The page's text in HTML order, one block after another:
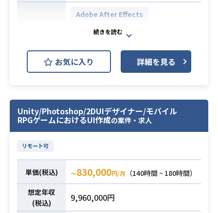
Adobe After Effects
Adobe Illustrator
Adobe Photoshop
Figma
業務内容
事業の拡大に伴うプロモーション体
種のクリエイティブ制作業務です。
各種アニメーションバナーや静止画
による広告物の企画からデザイン制
作に携わっていただくほか、
で使用されるアイキャッチ画像の制
作まで、幅広くデザイン業務を担当
していただきます。
【仕事内容】
お気に入り 詳細を見る
Unity/Photoshop/2DUIデザイナー/モバイル
RPGゲームにおけるUI作成の案件・求人
リモート可
単価(税込) 〜830,000円/月
（140時間 ~ 180時間）
想定年収
(税込)
9,960,000円